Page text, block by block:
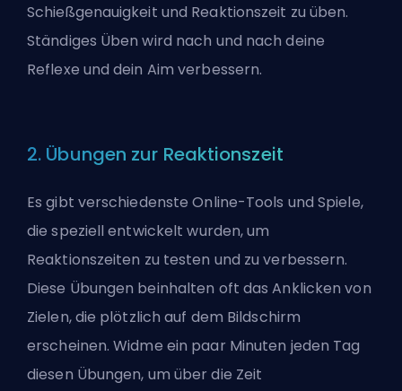
Schießgenauigkeit und Reaktionszeit zu üben.
Ständiges Üben wird nach und nach deine
Reflexe und dein Aim verbessern.
2. Übungen zur Reaktionszeit
Es gibt verschiedenste Online-Tools und Spiele,
die speziell entwickelt wurden, um
Reaktionszeiten zu testen und zu verbessern.
Diese Übungen beinhalten oft das Anklicken von
Zielen, die plötzlich auf dem Bildschirm
erscheinen. Widme ein paar Minuten jeden Tag
diesen Übungen, um über die Zeit